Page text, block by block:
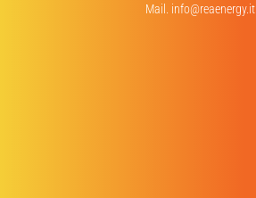
Mail. info@reaenergy.it